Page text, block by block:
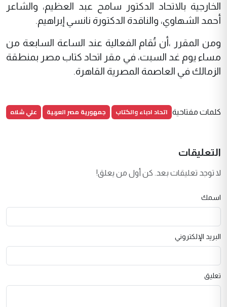
الخارجية بالاتحاد الدكتور سامح عبد العظيم، والشاعر
أحمد الشهاوي، والناقدة الدكتورة نانسي إبراهيم.
ومن المقرر ،أن تُقام الفعالية عند الساعة السابعة من
مساء يوم غد السبت، في مقر اتحاد كتاب مصر بمنطقة
الزمالك في العاصمة المصرية القاهرة.
كلمات مفتاحية اتحاد ادباء والكتاب جمهورية مصر العربية علي شلاه
التعليقات
لا توجد تعليقات بعد. كن أول من يعلق!
اسمك
البريد الإلكتروني
تعليق